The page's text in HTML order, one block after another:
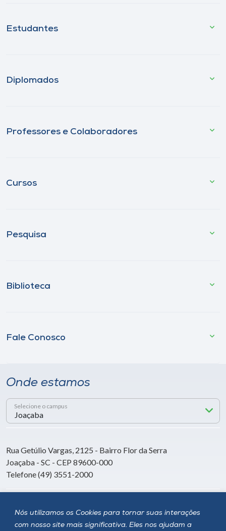
Nós utilizamos os Cookies para tornar suas interações
com nosso site mais significativa. Eles nos ajudam a
Estudantes
Diplomados
Professores e Colaboradores
Cursos
Pesquisa
Biblioteca
Fale Conosco
Onde estamos
Selecione o campus
Rua Getúlio Vargas, 2125 - Bairro Flor da Serra
Joaçaba - SC - CEP 89600-000
Telefone (49) 3551-2000
Siga a Unoesc